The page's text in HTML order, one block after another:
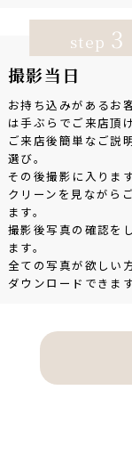
撮影当日
お持ち込みがあるお
は手ぶらでご来店頂
ご来店後簡単なご説
選び。
その後撮影に入りま
クリーンを見ながら
ます。
撮影後写真の確認を
ます。
全ての写真が欲しい
ダウンロードできます
step 3